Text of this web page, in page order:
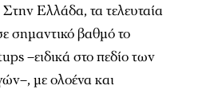
Ελλάδα, τα τελευταία
σηµαντικό βαθµό το
–ειδικά στο πεδίο των
µε ολοένα και